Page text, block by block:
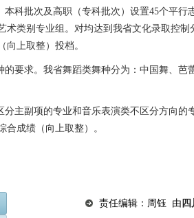
科批次及高职（专科批次）设置45个平行
术类别专业组。对均达到我省文化录取控制
向上取整）投档。
要求。我省舞蹈类舞种分为：中国舞、芭
主副项的专业和音乐表演类不区分方向的
成绩（向上取整）。
责任编辑：周钰 由